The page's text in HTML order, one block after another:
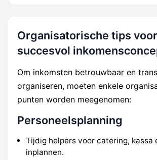
Organisatorische tips
succesvol
Om inkomsten betrouwbaar en
organiseren, moeten enkele
punten worden meegenomen:
Personeelsplanning
Tijdig helpers voor catering, kassa
inplannen.